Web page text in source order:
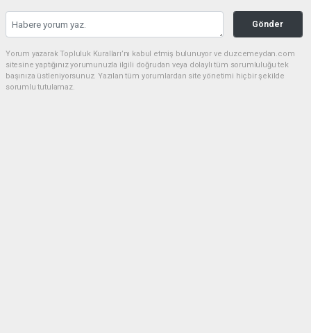
Gönder
Yorum yazarak Topluluk Kuralları’nı kabul etmiş bulunuyor ve duzcemeydan.com
sitesine yaptığınız yorumunuzla ilgili doğrudan veya dolaylı tüm sorumluluğu tek
başınıza üstleniyorsunuz. Yazılan tüm yorumlardan site yönetimi hiçbir şekilde
sorumlu tutulamaz.